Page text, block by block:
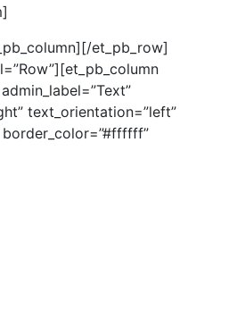
et_pb_row]
text_orientation=”left”
border_color=”#ffffff”